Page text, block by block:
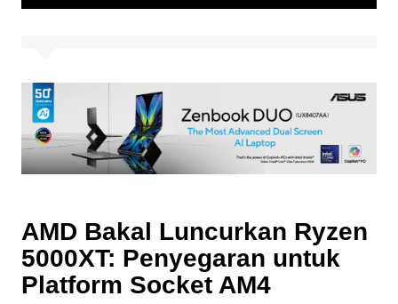
AMD Bakal Luncurkan Ryzen
5000XT: Penyegaran untuk
Platform Socket AM4